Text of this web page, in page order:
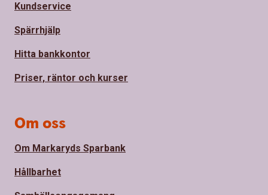
Kundservice
Spärrhjälp
Hitta bankkontor
Priser, räntor och kurser
Om oss
Om Markaryds Sparbank
Hållbarhet